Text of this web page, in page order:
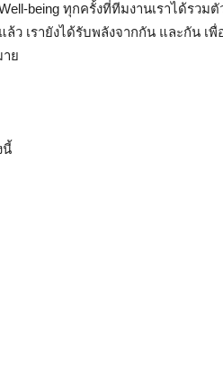
being ทุกครั้งที่ทีมงานเราได้รวม
ว เรายังได้รับพลังจากกัน และกัน เพื่
ย
นี้